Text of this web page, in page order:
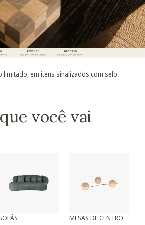
em itens sinalizados com selo
você vai
MESAS DE CENTRO